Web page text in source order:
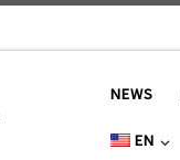
NEWS
EN